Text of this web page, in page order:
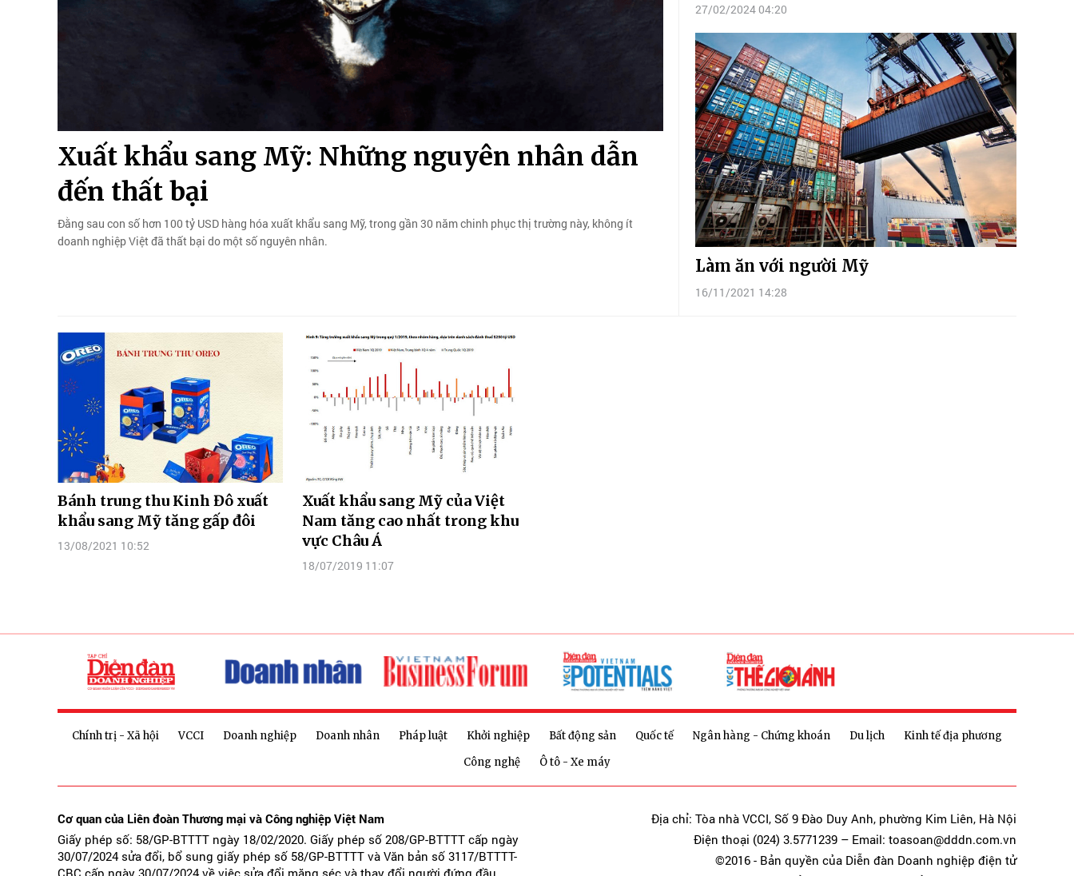
Xuất khẩu sang Mỹ: Những nguyên nhân dẫn
đến thất bại
Đằng sau con số hơn 100 tỷ USD hàng hóa xuất khẩu sang Mỹ, trong gần 30 năm chinh phục thị trường này, không ít
doanh nghiệp Việt đã thất bại do một số nguyên nhân.
27/02/2024 04:20
Làm ăn với người Mỹ
16/11/2021 14:28
Bánh trung thu Kinh Đô xuất
khẩu sang Mỹ tăng gấp đôi
13/08/2021 10:52
Xuất khẩu sang Mỹ của Việt
Nam tăng cao nhất trong khu
vực Châu Á
18/07/2019 11:07
Chính trị - Xã hội VCCI Doanh nghiệp Doanh nhân Pháp luật Khởi nghiệp Bất động sản Quốc tế Ngân hàng - Chứng khoán Du lịch
Kinh tế địa phương
Công nghệ
Ô tô - Xe máy
Cơ quan của Liên đoàn Thương mại và Công nghiệp Việt Nam
Giấy phép số: 58/GP-BTTTT ngày 18/02/2020. Giấy phép số 208/GP-BTTTT cấp ngày
30/07/2024 sửa đổi, bổ sung giấy phép số 58/GP-BTTTT và Văn bản số 3117/BTTTT-
CBC cấp ngày 30/07/2024 về việc sửa đổi măng séc và thay đổi người đứng đầu.
Địa chỉ: Tòa nhà VCCI, Số 9 Đào Duy Anh, phường Kim Liên, Hà Nội
Điện thoại (024) 3.5771239 – Email: toasoan@dddn.com.vn
©2016 - Bản quyền của Diễn đàn Doanh nghiệp điện tử